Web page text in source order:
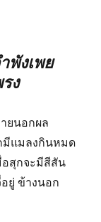
พังเพย
ง
ยนอกผล
มีแมลงกินหมด
อสุกจะมีสีสัน
ยู่ ข้างนอก